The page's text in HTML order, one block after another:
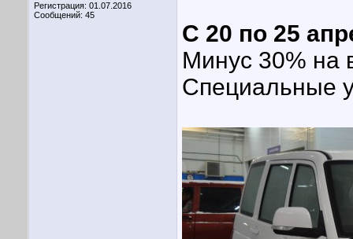
Регистрация: 01.07.2016
Сообщений: 45
С 20 по 25
Минус 30% на
Специальные